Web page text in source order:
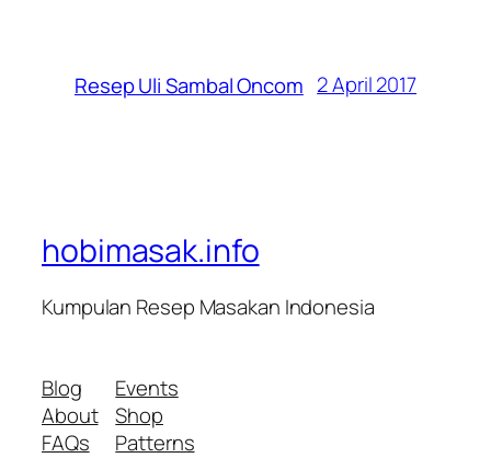
Resep Uli Sambal Oncom 2 April 2017
hobimasak.info
Kumpulan Resep Masakan Indonesia
Blog
About
FAQs
Events
Shop
Patterns